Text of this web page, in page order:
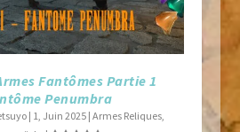
Fantômes Partie 1
Penumbra
| 1, Juin 2025| Armes Reliques,